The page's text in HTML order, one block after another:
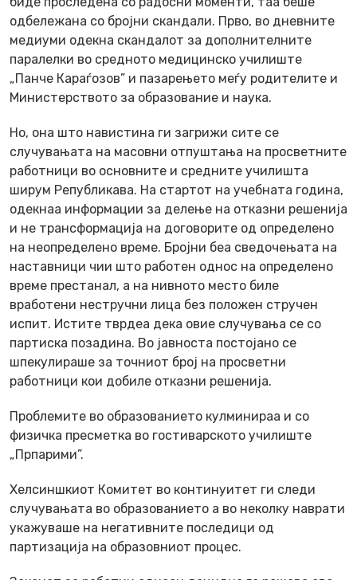
одбележана со бројни скандали. Прво, во дневните
медиуми одекна скандалот за дополнителните
паралелки во средното медицинско училиште
„Панче Караѓозов” и пазарењето меѓу родителите и
Министерството за образование и наука.
Но, она што навистина ги загрижи сите се
случувањата на масовни отпуштања на просветните
работници во основните и средните училишта
ширум Републикава. На стартот на учебната година,
одекнаа информации за делење на отказни решенија
и не трансформација на договорите од определено
на неопределено време. Бројни беа сведочењата на
наставници чии што работен однос на определено
време престанал, а на нивното место биле
вработени нестручни лица без положен стручен
испит. Истите тврдеа дека овие случувања се со
партиска позадина. Во јавноста постојано се
шпекулираше за точниот број на просветни
работници кои добиле отказни решенија.
Проблемите во образованието кулминираа и со
физичка пресметка во гостиварското училиште
„Прпарими”.
Хелсиншкиот Комитет во континуитет ги следи
случувањата во образованието а во неколку наврати
укажуваше на негативните последици од
партизација на образовниот процес.